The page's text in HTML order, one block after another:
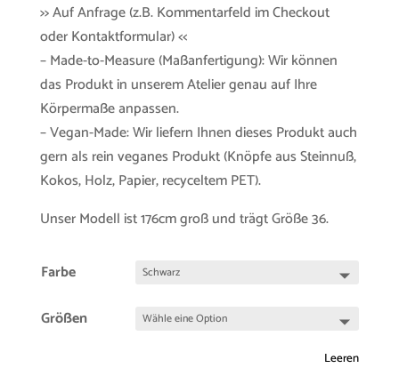
>> Auf Anfrage (z.B. Kommentarfeld im Checkout
oder Kontaktformular) <<
– Made-to-Measure (Maßanfertigung): Wir können
das Produkt in unserem Atelier genau auf Ihre
Körpermaße anpassen.
– Vegan-Made: Wir liefern Ihnen dieses Produkt auch
gern als rein veganes Produkt (Knöpfe aus Steinnuß,
Kokos, Holz, Papier, recyceltem PET).
Unser Modell ist 176cm groß und trägt Größe 36.
Farbe
Größen
Leeren